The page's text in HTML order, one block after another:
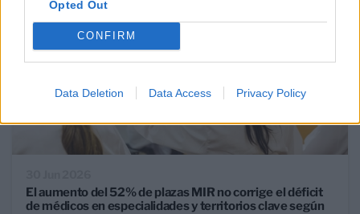
Opted Out
CONFIRM
Data Deletion Data Access Privacy Policy
El aumento del 52% de plazas MIR no corrige el déficit
de médicos en especialidades y territorios clave según